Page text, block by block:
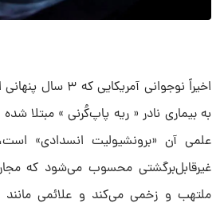
اخیراً نوجوانی
به بیماری نادر « ریه پاپ‌کُرنی » مبتلا
علمی آن «برونشیولیت انسدادی»
غیرقابل‌برگشتی محسوب می‌شود که
ملتهب و زخمی می‌کند و علائمی